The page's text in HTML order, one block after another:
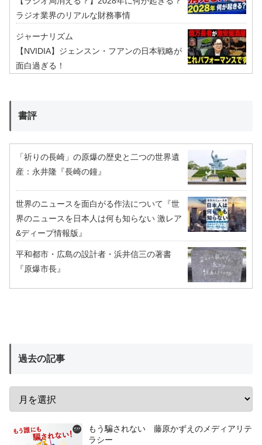
ラジオ業界のリアルな財務事情
ジャーナリズム
【NVIDIA】ジェンスン・フアンの日本戦略が
面白過ぎる！
書評
「祈りの長崎」の原爆の歴史と二つの世界遺
産：永井隆『長崎の鐘』
世界のニュースを面白がる作法について『世
界のニュースを日本人は何も知らない 激レア
&ディープ情報版』
平和都市・広島の設計者・浜井信三の著書
『原爆市長』
過去の記事
もう騙されない 藤原かずえのメディアリテ
ラシー